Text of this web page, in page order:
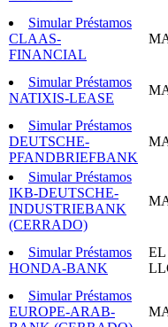
Simular Préstamos
CLAAS-
FINANCIAL
Simular Préstamos
NATIXIS-LEASE
Simular Préstamos
DEUTSCHE-
PFANDBRIEFBANK
Simular Préstamos
IKB-DEUTSCHE-
INDUSTRIEBANK
(CERRADO)
Simular Préstamos
HONDA-BANK
EL
Simular Préstamos
EUROPE-ARAB-